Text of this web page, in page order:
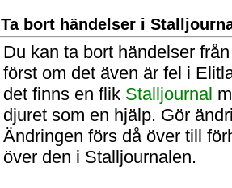
Ta bort händelser i
Du kan ta bort händelser
först om det även är fel i
det finns en flik Stalljournal
djuret som en hjälp. Gör
Ändringen förs då över till
över den i Stalljournalen.